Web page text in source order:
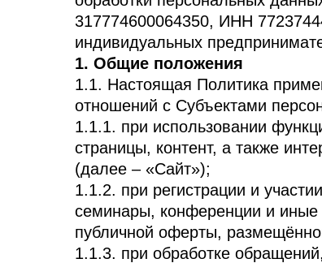
317774600064350, ИНН
индивидуальных
1. Общие положения
1.1. Настоящая Политика
отношений с Субъектами
1.1.1. при использовании
страницы, контент, а также
(далее – «Сайт»);
1.1.2. при регистрации и
семинары, конференции и иные
публичной оферты,
1.1.3. при обработке